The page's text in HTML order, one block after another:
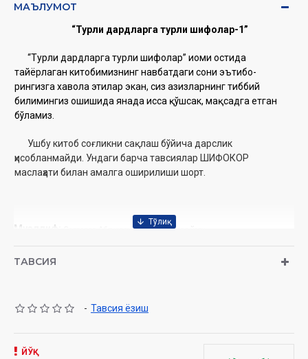
МАЪЛУМОТ
‎“Турли дардларга турли шифолар-1”
“Турли дардларга турли шифолар” иоми остида
тайёрлаган китобимизнинг навбатдаги сони эътибо-
рингизга хавола этилар экан, сиз азизларнинг тиббий
билимингиз ошишида янада ҳисса қўшсак, мақсадга етган
бўламиз.
Ушбу китоб соғликни сақлаш бўйича дарслик
ҳисобланмайди. Ундаги барча тавсиялар ШИФОКОР
маслаҳати билан амалга оширилиши шорт.
Муаллиф: Сатторов Абдуқодир Нурмуҳаммад ўғли
Сана: 2016
ISBN:978-9943-449-88-6
ТАВСИЯ
- Тавсия ёзиш
ЙЎҚ